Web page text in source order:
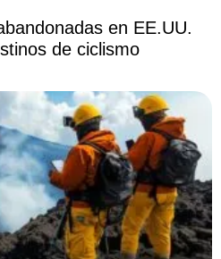
en EE.UU.
de ciclismo